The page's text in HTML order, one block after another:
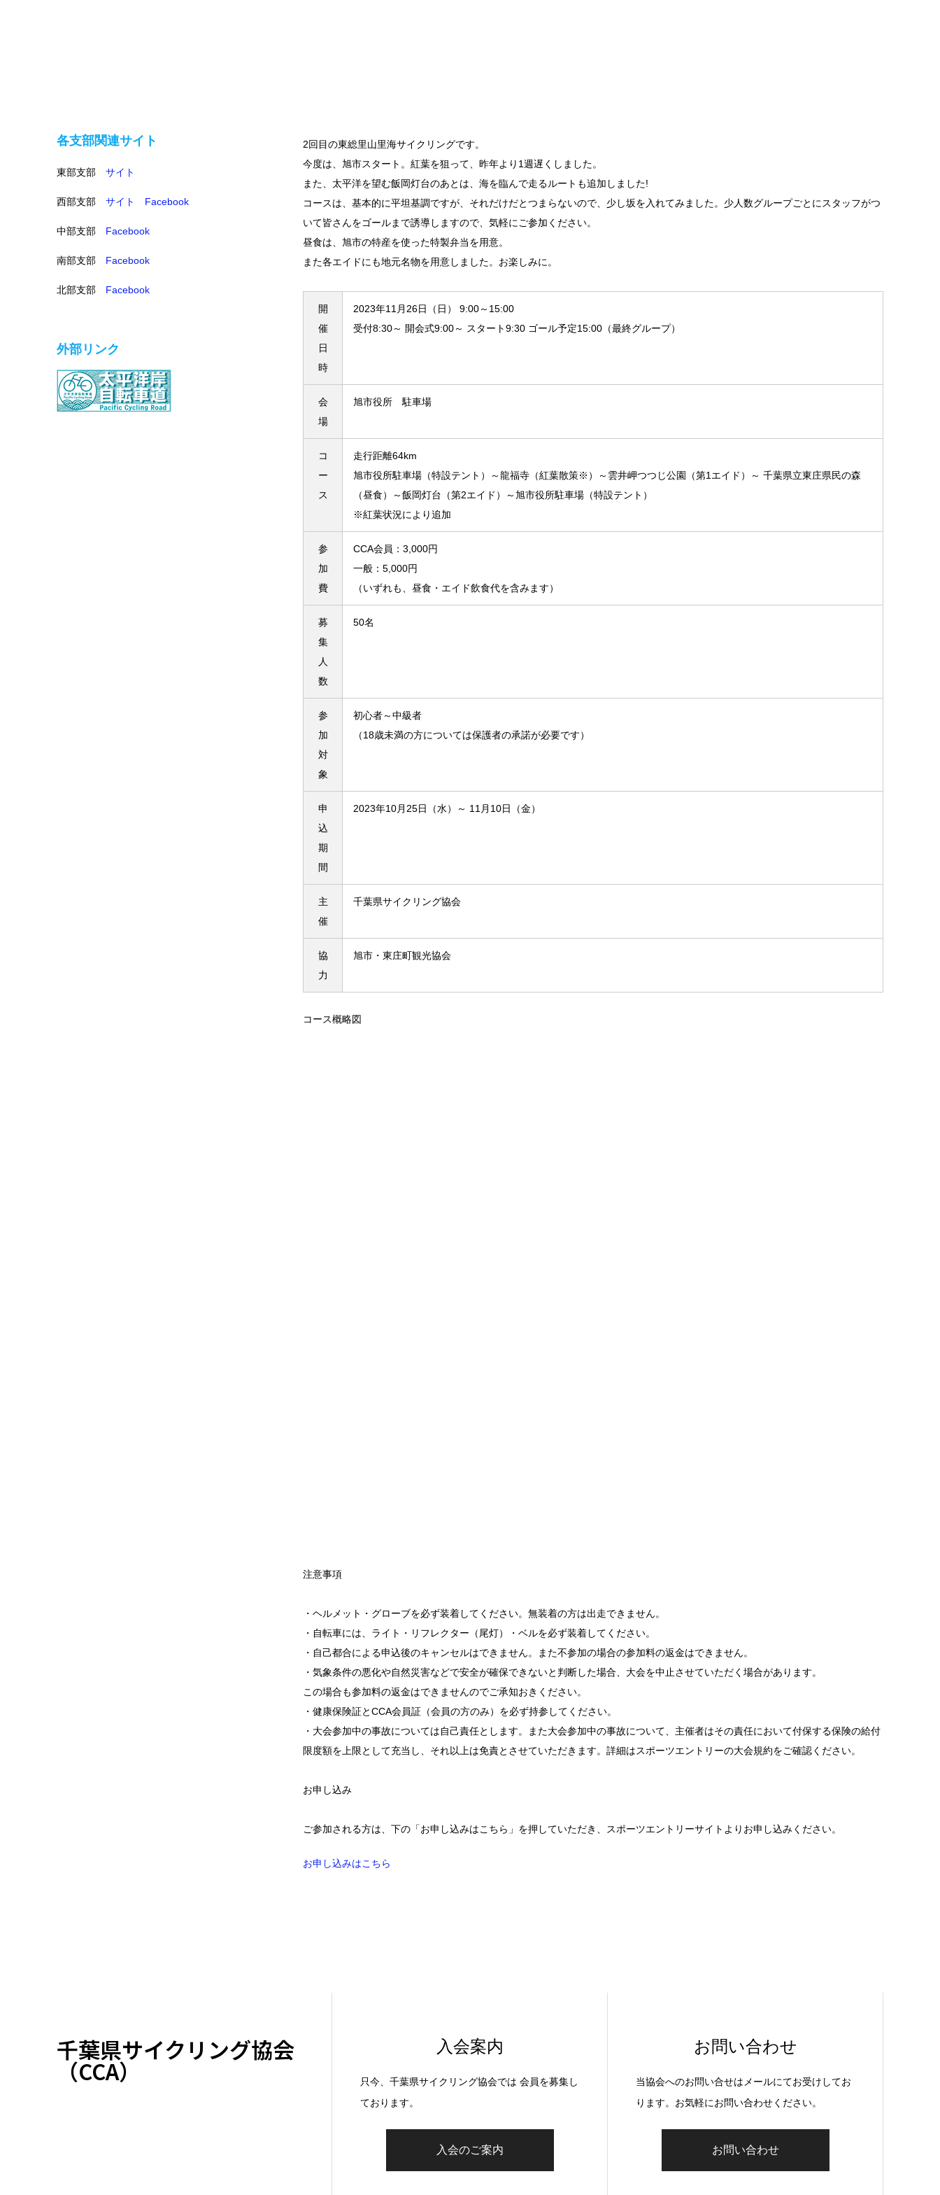
2回目の東総里山里海サイクリングです。
今度は、旭市スタート。紅葉を狙って、昨年より1週遅くしました。
また、太平洋を望む飯岡灯台のあとは、海を臨んで走るルートも追加しました!
コースは、基本的に平坦基調ですが、それだけだとつまらないので、少し坂を入れてみました。少人数グループごとにスタッフがつ
いて皆さんをゴールまで誘導しますので、気軽にご参加ください。
昼食は、旭市の特産を使った特製弁当を用意。
また各エイドにも地元名物を用意しました。お楽しみに。
開
催
日
時
2023年11月26日（日） 9:00～15:00
受付8:30～ 開会式9:00～ スタート9:30 ゴール予定15:00（最終グループ）
会
場
旭市役所 駐車場
コ
ー
ス
走行距離64km
旭市役所駐車場（特設テント）～龍福寺（紅葉散策※）～雲井岬つつじ公園（第1エイド）～ 千葉県立東庄県民の森
（昼食）～飯岡灯台（第2エイド）～旭市役所駐車場（特設テント）
※紅葉状況により追加
参
加
費
CCA会員：3,000円
一般：5,000円
（いずれも、昼食・エイド飲食代を含みます）
募
集
人
数
50名
参
加
対
象
初心者～中級者
（18歳未満の方については保護者の承諾が必要です）
申
込
期
間
2023年10月25日（水）～ 11月10日（金）
主
催
千葉県サイクリング協会
協
力
旭市・東庄町観光協会
コース概略図
注意事項
・ヘルメット・グローブを必ず装着してください。無装着の方は出走できません。
・自転車には、ライト・リフレクター（尾灯）・ベルを必ず装着してください。
・自己都合による申込後のキャンセルはできません。また不参加の場合の参加料の返金はできません。
・気象条件の悪化や自然災害などで安全が確保できないと判断した場合、大会を中止させていただく場合があります。
この場合も参加料の返金はできませんのでご承知おきください。
・健康保険証とCCA会員証（会員の方のみ）を必ず持参してください。
・大会参加中の事故については自己責任とします。また大会参加中の事故について、主催者はその責任において付保する保険の給付
限度額を上限として充当し、それ以上は免責とさせていただきます。詳細はスポーツエントリーの大会規約をご確認ください。
お申し込み
ご参加される方は、下の「お申し込みはこちら」を押していただき、スポーツエントリーサイトよりお申し込みください。
お申し込みはこちら
各支部関連サイト
東部支部 サイト
西部支部 サイト Facebook
中部支部 Facebook
南部支部 Facebook
北部支部 Facebook
外部リンク
千葉県サイクリング協会
（CCA）
入会案内
只今、千葉県サイクリング協会では 会員を募集し
ております。
入会のご案内
お問い合わせ
当協会へのお問い合せはメールにてお受けしてお
ります。お気軽にお問い合わせください。
お問い合わせ